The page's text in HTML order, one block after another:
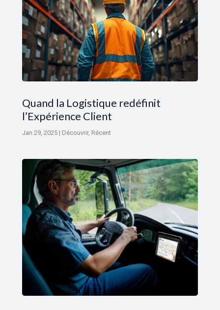
Quand la Logistique redéfinit
l’Expérience Client
Jan 29, 2025| Découvrir, Récent